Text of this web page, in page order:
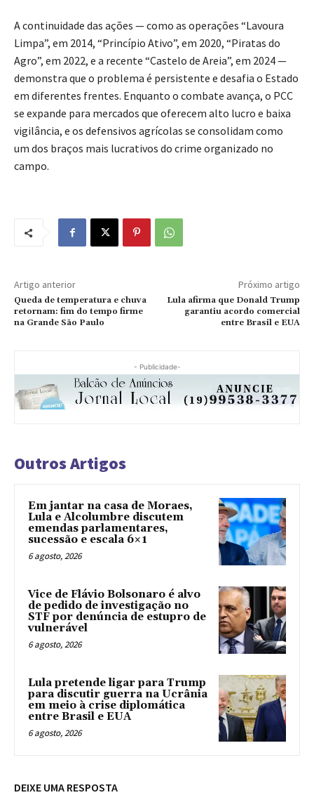
A continuidade das ações — como as operações “Lavoura
Limpa”, em 2014, “Princípio Ativo”, em 2020, “Piratas do
Agro”, em 2022, e a recente “Castelo de Areia”, em 2024 —
demonstra que o problema é persistente e desafia o Estado
em diferentes frentes. Enquanto o combate avança, o PCC
se expande para mercados que oferecem alto lucro e baixa
vigilância, e os defensivos agrícolas se consolidam como
um dos braços mais lucrativos do crime organizado no
campo.
Artigo anterior
Queda de temperatura e chuva
retornam: fim do tempo firme
na Grande São Paulo
Próximo artigo
Lula afirma que Donald Trump
garantiu acordo comercial
entre Brasil e EUA
- Publicidade-
Outros Artigos
Em jantar na casa de Moraes,
Lula e Alcolumbre discutem
emendas parlamentares,
sucessão e escala 6×1
6 agosto, 2026
Vice de Flávio Bolsonaro é alvo
de pedido de investigação no
STF por denúncia de estupro de
vulnerável
6 agosto, 2026
Lula pretende ligar para Trump
para discutir guerra na Ucrânia
em meio à crise diplomática
entre Brasil e EUA
6 agosto, 2026
DEIXE UMA RESPOSTA